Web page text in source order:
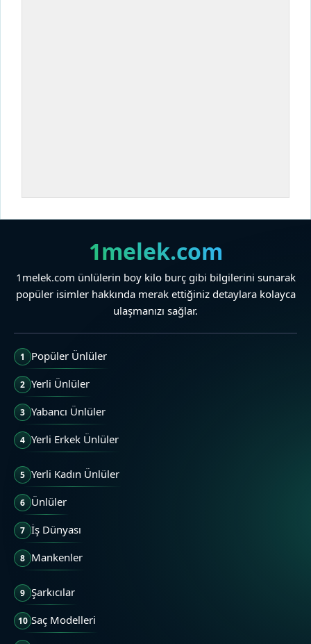
1melek.com
1melek.com ünlülerin boy kilo burç gibi bilgilerini sunarak
popüler isimler hakkında merak ettiğiniz detaylara kolayca
ulaşmanızı sağlar.
1 Popüler Ünlüler
2 Yerli Ünlüler
3 Yabancı Ünlüler
4 Yerli Erkek Ünlüler
5 Yerli Kadın Ünlüler
6 Ünlüler
7 İş Dünyası
8 Mankenler
9 Şarkıcılar
10 Saç Modelleri